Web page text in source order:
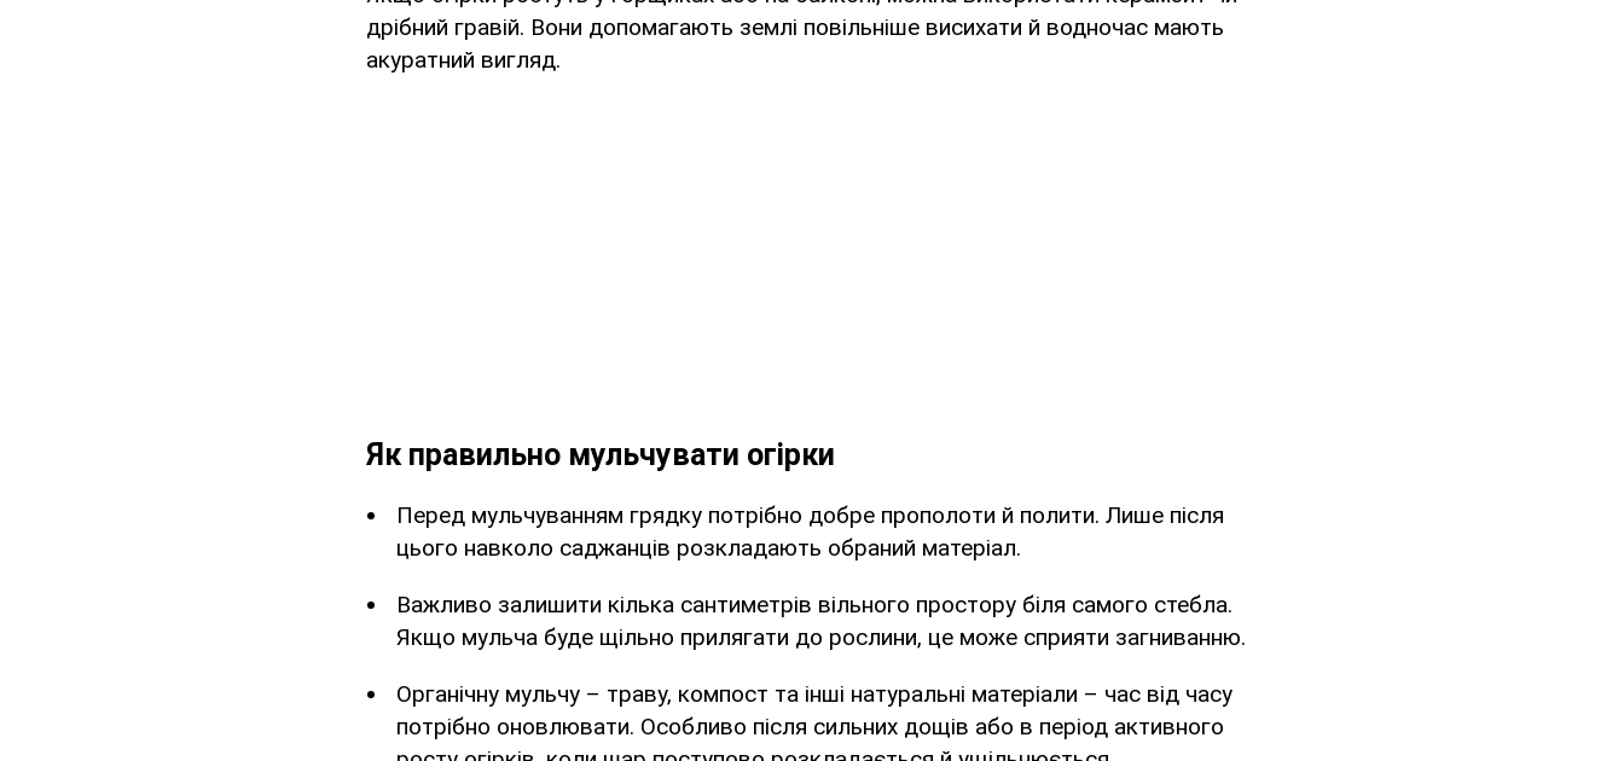
дрібний гравій. Вони допомагають землі повільніше висихати й водночас мають
акуратний вигляд.
Як правильно мульчувати огірки
Перед мульчуванням грядку потрібно добре прополоти й полити. Лише після
цього навколо саджанців розкладають обраний матеріал.
Важливо залишити кілька сантиметрів вільного простору біля самого стебла.
Якщо мульча буде щільно прилягати до рослини, це може сприяти загниванню.
Органічну мульчу – траву, компост та інші натуральні матеріали – час від часу
потрібно оновлювати. Особливо після сильних дощів або в період активного